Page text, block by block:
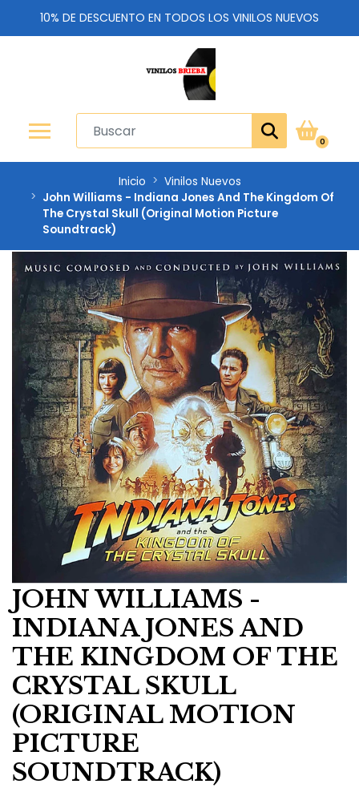
10% DE DESCUENTO EN TODOS LOS VINILOS NUEVOS
0
Inicio
Vinilos Nuevos
John Williams - Indiana Jones And The Kingdom Of
The Crystal Skull (Original Motion Picture
Soundtrack)
JOHN WILLIAMS -
INDIANA JONES AND
THE KINGDOM OF THE
CRYSTAL SKULL
(ORIGINAL MOTION
PICTURE
SOUNDTRACK)